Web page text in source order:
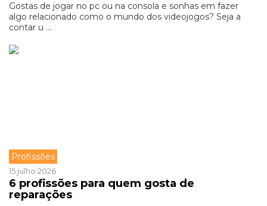
Gostas de jogar no pc ou na consola e sonhas em fazer
algo relacionado como o mundo dos videojogos? Seja a
contar u ...
Profissões
15 julho 2026
6 profissões para quem gosta de
reparações